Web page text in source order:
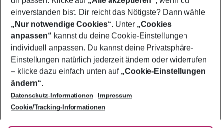
Footer
Footer navigation
Über uns
AGB
Bestpreisgarantie
Cookie-Einstellungen ändern
Cookie-Richtlinie
Agenturbetreuung
Barrierefreies Reisen
Folge uns
einverstanden bist. Dir reicht das Nötigste? Dann wähle
„Nur notwendige Cookies“. Unter „Cookies
anpassen“ kannst du deine Cookie-Einstellungen
individuell anpassen. Du kannst deine Privatsphäre-
Einstellungen natürlich jederzeit ändern oder widerrufen
– klicke dazu einfach unten auf „Cookie-Einstellungen
ändern“.
Datenschutz-Informationen
Impressum
Cookie/Tracking-Informationen